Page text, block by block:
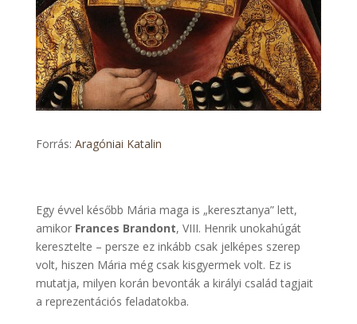
Forrás: Aragóniai Katalin
Egy évvel később Mária maga is „keresztanya” lett,
amikor Frances Brandont, VIII. Henrik unokahúgát
keresztelte – persze ez inkább csak jelképes szerep
volt, hiszen Mária még csak kisgyermek volt. Ez is
mutatja, milyen korán bevonták a királyi család tagjait
a reprezentációs feladatokba.